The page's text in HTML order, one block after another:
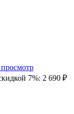
7%: 2 690 ₽